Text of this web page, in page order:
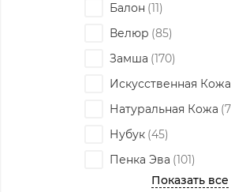
Балон
Велюр
Замша
Искусственная Кожа
Натуральная Кожа
Нубук
Пенка Эва
Показать все